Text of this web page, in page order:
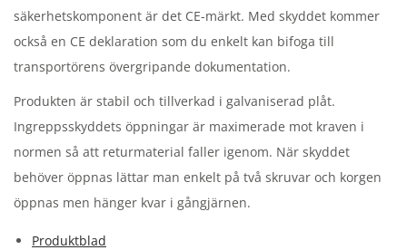
säkerhetskomponent är det CE-märkt. Med skyddet kommer
också en CE deklaration som du enkelt kan bifoga till
transportörens övergripande dokumentation.
Produkten är stabil och tillverkad i galvaniserad plåt.
Ingreppsskyddets öppningar är maximerade mot kraven i
normen så att returmaterial faller igenom. När skyddet
behöver öppnas lättar man enkelt på två skruvar och korgen
öppnas men hänger kvar i gångjärnen.
Produktblad